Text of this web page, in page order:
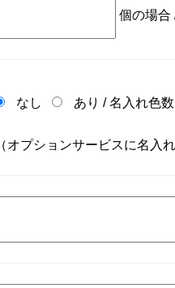
個の場合
なし あり /名入れ色数
（オプションサービスに名入